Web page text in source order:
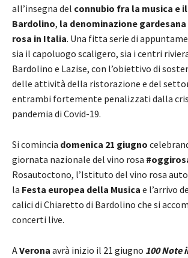
all’insegna del connubio fra la musica e
Bardolino, la denominazione
rosa in Italia. Una fitta serie di
sia il capoluogo scaligero, sia i centri
Bardolino e Lazise, con l’obiettivo di
delle attività della ristorazione e del
entrambi fortemente penalizzati dalla
pandemia di Covid-19.
Si comincia domenica 21 giugno
giornata nazionale del vino rosa
Rosautoctono, l’Istituto del vino rosa
la Festa europea della Musica e l’arrivo
calici di Chiaretto di Bardolino che si
concerti live.
AVerona avrà inizio il 21 giugno 100 Note